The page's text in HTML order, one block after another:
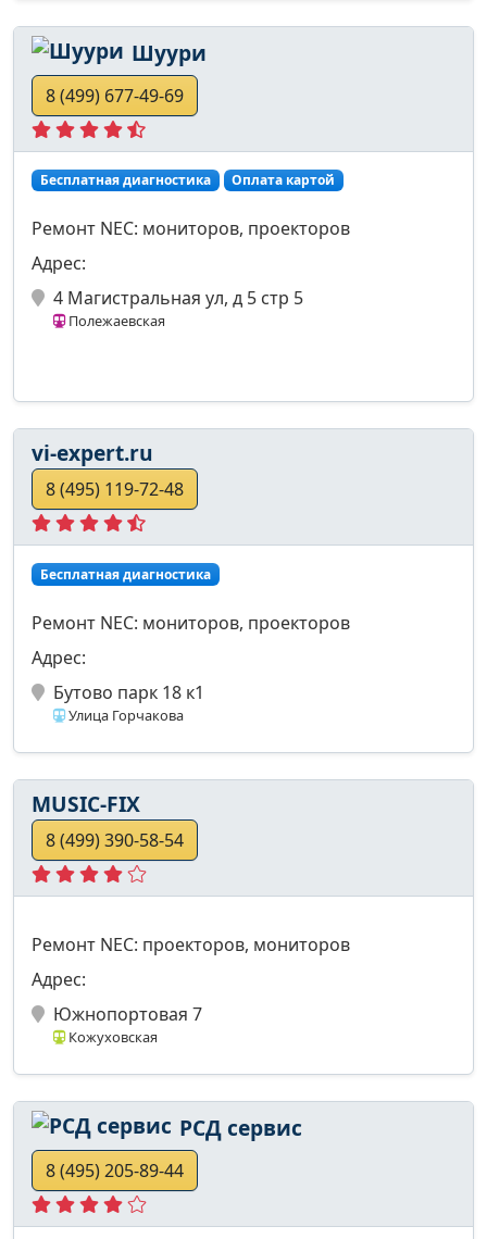
Шуури
8 (499) 677-49-69
Бесплатная диагностика Оплата картой
Ремонт NEC: мониторов, проекторов
Адрес:
4 Магистральная ул, д 5 стр 5
Полежаевская
vi-expert.ru
8 (495) 119-72-48
Бесплатная диагностика
Ремонт NEC: мониторов, проекторов
Адрес:
Бутово парк 18 к1
Улица Горчакова
MUSIC-FIX
8 (499) 390-58-54
Ремонт NEC: проекторов, мониторов
Адрес:
Южнопортовая 7
Кожуховская
РСД сервис
8 (495) 205-89-44